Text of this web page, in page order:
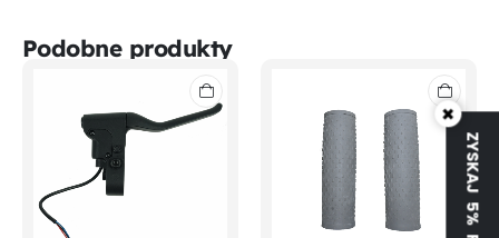
Podobne produkty
×